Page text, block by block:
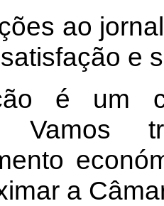
ao
e
é um
Vamos
a